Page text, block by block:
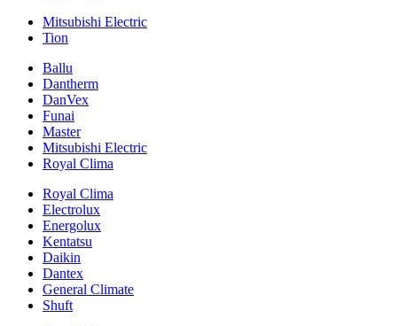
Mitsubishi Electric
Tion
Ballu
Dantherm
DanVex
Funai
Master
Mitsubishi Electric
Royal Clima
Royal Clima
Electrolux
Energolux
Kentatsu
Daikin
Dantex
General Climate
Shuft